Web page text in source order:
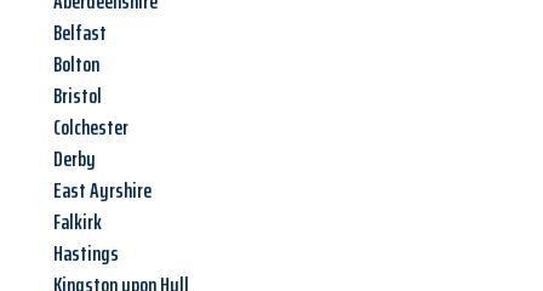
Belfast
Bolton
Bristol
Colchester
Derby
East Ayrshire
Falkirk
Hastings